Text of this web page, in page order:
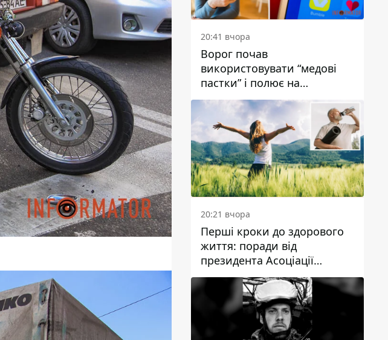
20:41 вчора
Ворог почав
використовувати “медові
пастки” і полює на
українських військових
20:21 вчора
Перші кроки до здорового
життя: поради від
президента Асоціації
дієтологів України